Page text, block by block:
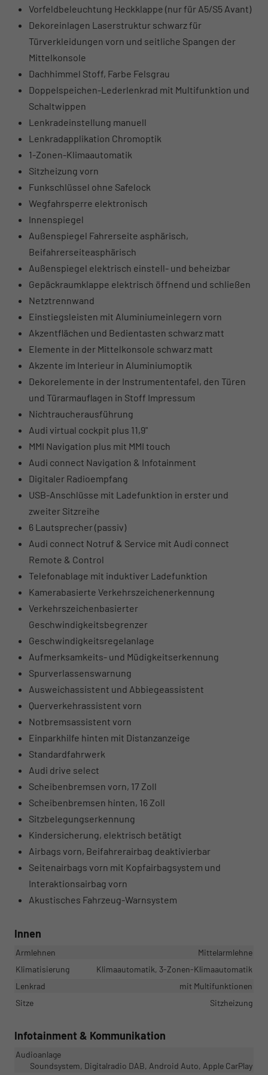
Vorfeldbeleuchtung Heckklappe (nur für A5/S5 Avant)
Dekoreinlagen Laserstruktur schwarz für
Türverkleidungen vorn und seitliche Spangen der
Mittelkonsole
Dachhimmel Stoff, Farbe Felsgrau
Doppelspeichen-Lederlenkrad mit Multifunktion und
Schaltwippen
Lenkradeinstellung manuell
Lenkradapplikation Chromoptik
1-Zonen-Klimaautomatik
Sitzheizung vorn
Funkschlüssel ohne Safelock
Wegfahrsperre elektronisch
Innenspiegel
Außenspiegel Fahrerseite asphärisch,
Beifahrerseiteasphärisch
Außenspiegel elektrisch einstell- und beheizbar
Gepäckraumklappe elektrisch öffnend und schließen
Netztrennwand
Einstiegsleisten mit Aluminiumeinlegern vorn
Akzentflächen und Bedientasten schwarz matt
Elemente in der Mittelkonsole schwarz matt
Akzente im Interieur in Aluminiumoptik
Dekorelemente in der Instrumententafel, den Türen
und Türarmauflagen in Stoff Impressum
Nichtraucherausführung
Audi virtual cockpit plus 11,9"
MMI Navigation plus mit MMI touch
Audi connect Navigation & Infotainment
Digitaler Radioempfang
USB-Anschlüsse mit Ladefunktion in erster und
zweiter Sitzreihe
6 Lautsprecher (passiv)
Audi connect Notruf & Service mit Audi connect
Remote & Control
Telefonablage mit induktiver Ladefunktion
Kamerabasierte Verkehrszeichenerkennung
Verkehrszeichenbasierter
Geschwindigkeitsbegrenzer
Geschwindigkeitsregelanlage
Aufmerksamkeits- und Müdigkeitserkennung
Spurverlassenswarnung
Ausweichassistent und Abbiegeassistent
Querverkehrassistent vorn
Notbremsassistent vorn
Einparkhilfe hinten mit Distanzanzeige
Standardfahrwerk
Audi drive select
Scheibenbremsen vorn, 17 Zoll
Scheibenbremsen hinten, 16 Zoll
Sitzbelegungserkennung
Kindersicherung, elektrisch betätigt
Airbags vorn, Beifahrerairbag deaktivierbar
Seitenairbags vorn mit Kopfairbagsystem und
Interaktionsairbag vorn
Akustisches Fahrzeug-Warnsystem
Innen
Armlehnen
Mittelarmlehne
Klimatisierung
Klimaautomatik, 3-Zonen-Klimaautomatik
Lenkrad
mit Multifunktionen
Sitze
Sitzheizung
Infotainment & Kommunikation
Audioanlage
Soundsystem, Digitalradio DAB, Android Auto, Apple CarPlay